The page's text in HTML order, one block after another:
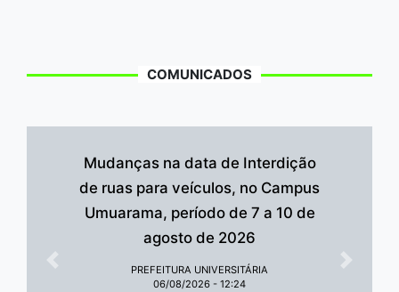
COMUNICADOS
Mudanças na data de Interdição
de ruas para veículos, no Campus
Umuarama, período de 7 a 10 de
agosto de 2026
PREFEITURA UNIVERSITÁRIA
06/08/2026 - 12:24
Anterior